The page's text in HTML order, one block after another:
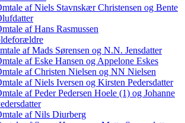
af Niels Stavnskær Christensen og Bente
af Hans Rasmussen
af Mads Sørensen og N.N. Jensdatter
af Eske Hansen og Appelone Eskes
af Christen Nielsen og NN Nielsen
af Niels Iversen og Kirsten Pedersdatter
af Peder Pedersen Hoele (1) og Johanne
af Nils Diurberg